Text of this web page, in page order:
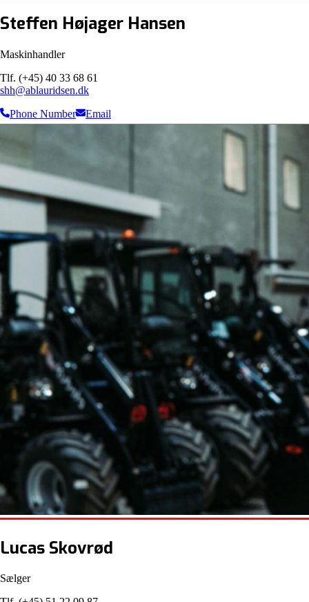
Steffen Højager Hansen
Maskinhandler
Tlf. (+45) 40 33 68 61
shh@ablauridsen.dk
Phone Number
Email
Lucas Skovrød
Sælger